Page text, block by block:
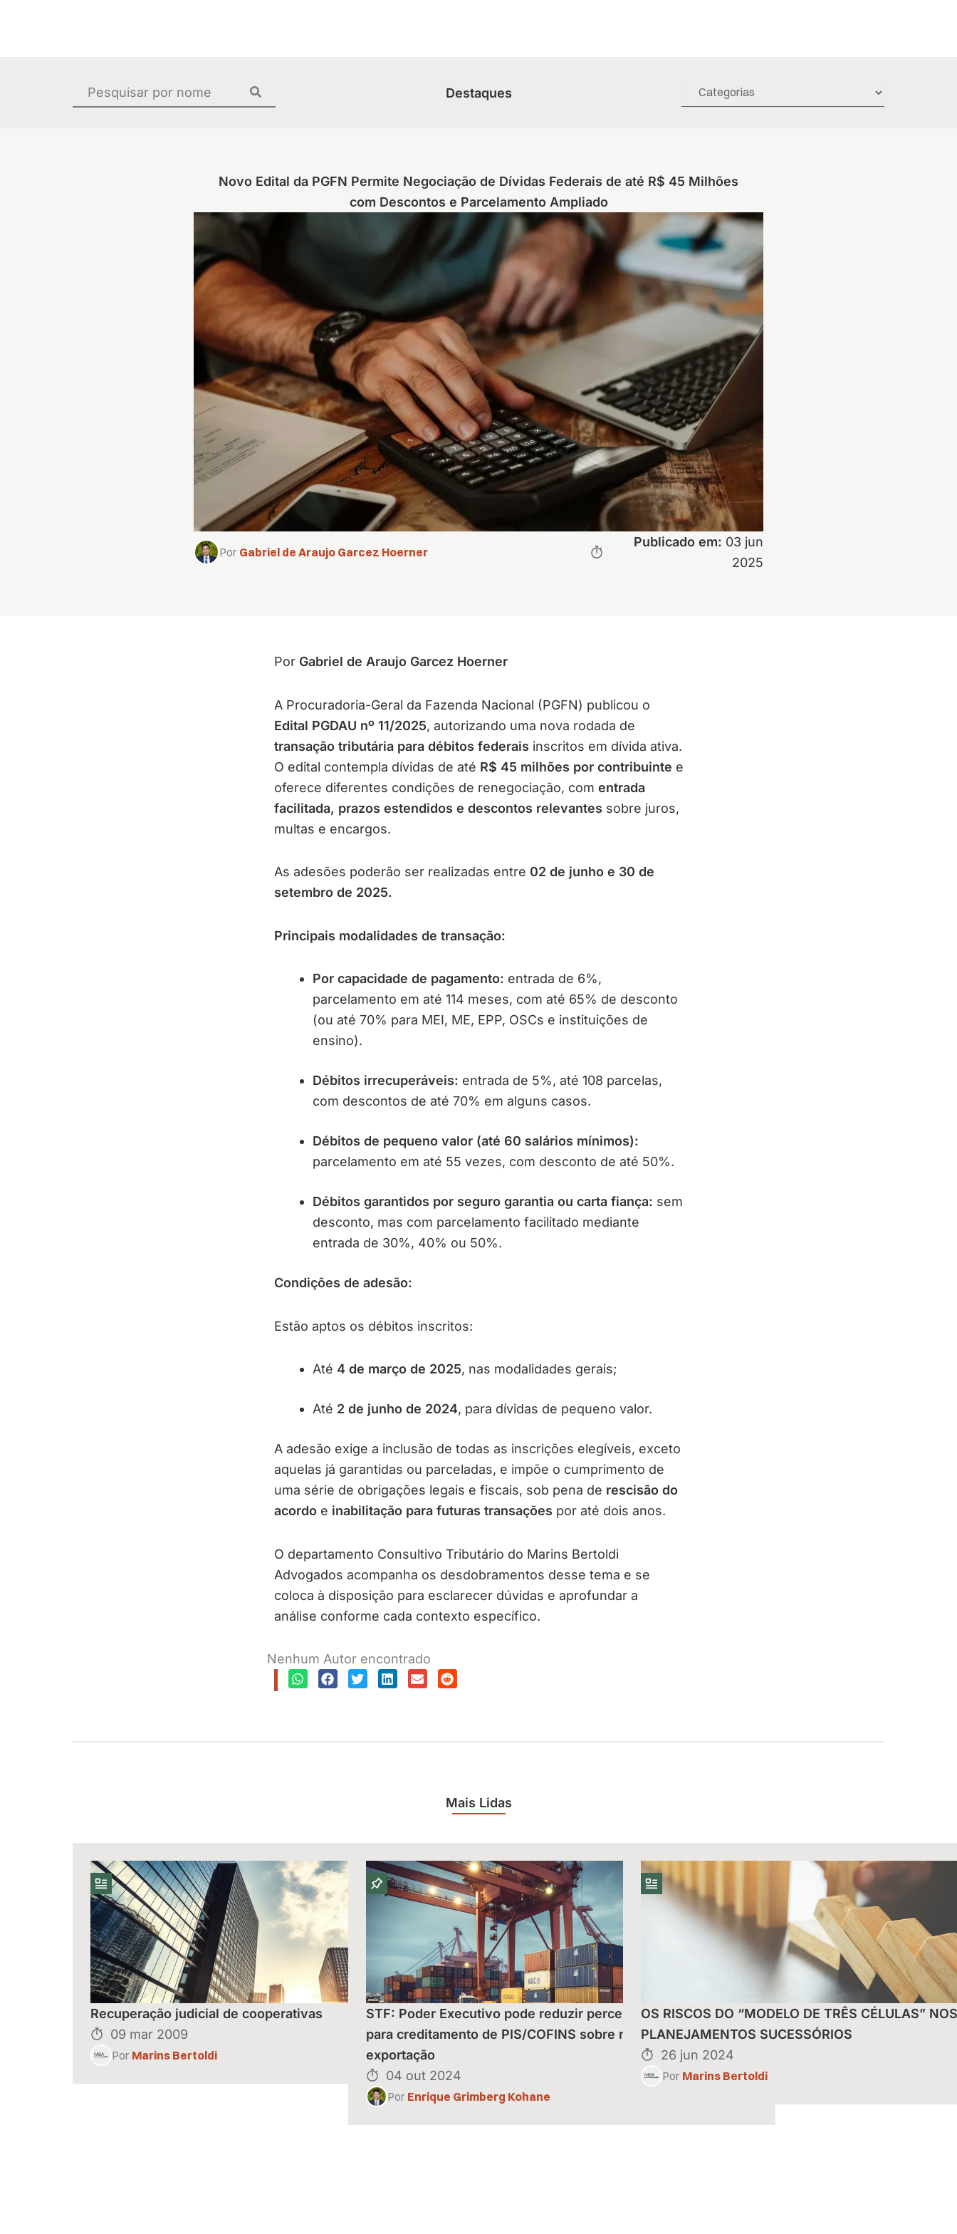
Destaques
Novo Edital da PGFN Permite Negociação de Dívidas Federais de até R$ 45 Milhões
com Descontos e Parcelamento Ampliado
Por Gabriel de Araujo Garcez Hoerner
Publicado em: 03 jun
2025
Por Gabriel de Araujo Garcez Hoerner
A Procuradoria-Geral da Fazenda Nacional (PGFN) publicou o
Edital PGDAU nº 11/2025, autorizando uma nova rodada de
transação tributária para débitos federais inscritos em dívida ativa.
O edital contempla dívidas de até R$ 45 milhões por contribuinte e
oferece diferentes condições de renegociação, com entrada
facilitada, prazos estendidos e descontos relevantes sobre juros,
multas e encargos.
As adesões poderão ser realizadas entre 02 de junho e 30 de
setembro de 2025.
Principais modalidades de transação:
Por capacidade de pagamento: entrada de 6%,
parcelamento em até 114 meses, com até 65% de desconto
(ou até 70% para MEI, ME, EPP, OSCs e instituições de
ensino).
Débitos irrecuperáveis: entrada de 5%, até 108 parcelas,
com descontos de até 70% em alguns casos.
Débitos de pequeno valor (até 60 salários mínimos):
parcelamento em até 55 vezes, com desconto de até 50%.
Débitos garantidos por seguro garantia ou carta fiança: sem
desconto, mas com parcelamento facilitado mediante
entrada de 30%, 40% ou 50%.
Condições de adesão:
Estão aptos os débitos inscritos:
Até 4 de março de 2025, nas modalidades gerais;
Até 2 de junho de 2024, para dívidas de pequeno valor.
A adesão exige a inclusão de todas as inscrições elegíveis, exceto
aquelas já garantidas ou parceladas, e impõe o cumprimento de
uma série de obrigações legais e fiscais, sob pena de rescisão do
acordoe inabilitação para futuras transações por até dois anos.
O departamento Consultivo Tributário do Marins Bertoldi
Advogados acompanha os desdobramentos desse tema e se
coloca à disposição para esclarecer dúvidas e aprofundar a
análise conforme cada contexto específico.
Nenhum Autor encontrado
Mais Lidas
Recuperação judicial de cooperativas
09 mar 2009
Por Marins Bertoldi
STF: Poder Executivo pode reduzir percentuais do Reintegra
para creditamento de PIS/COFINS sobre receitas de
exportação
04 out 2024
Por Enrique Grimberg Kohane
OS RISCOS DO “MODELO DE TRÊS CÉLULAS”
PLANEJAMENTOS SUCESSÓRIOS
26 jun 2024
Por Marins Bertoldi